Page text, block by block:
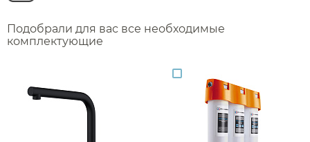
Подобрали для вас все необходимые
комплектующие